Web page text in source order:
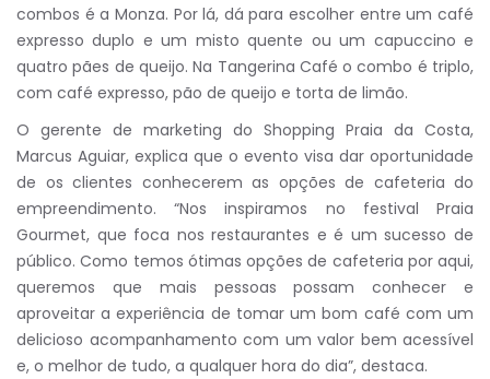
combos é a Monza. Por lá, dá para escolher entre um café
expresso duplo e um misto quente ou um capuccino e
quatro pães de queijo. Na Tangerina Café o combo é triplo,
com café expresso, pão de queijo e torta de limão.
O gerente de marketing do Shopping Praia da Costa,
Marcus Aguiar, explica que o evento visa dar oportunidade
de os clientes conhecerem as opções de cafeteria do
empreendimento. “Nos inspiramos no festival Praia
Gourmet, que foca nos restaurantes e é um sucesso de
público. Como temos ótimas opções de cafeteria por aqui,
queremos que mais pessoas possam conhecer e
aproveitar a experiência de tomar um bom café com um
delicioso acompanhamento com um valor bem acessível
e, o melhor de tudo, a qualquer hora do dia”, destaca.